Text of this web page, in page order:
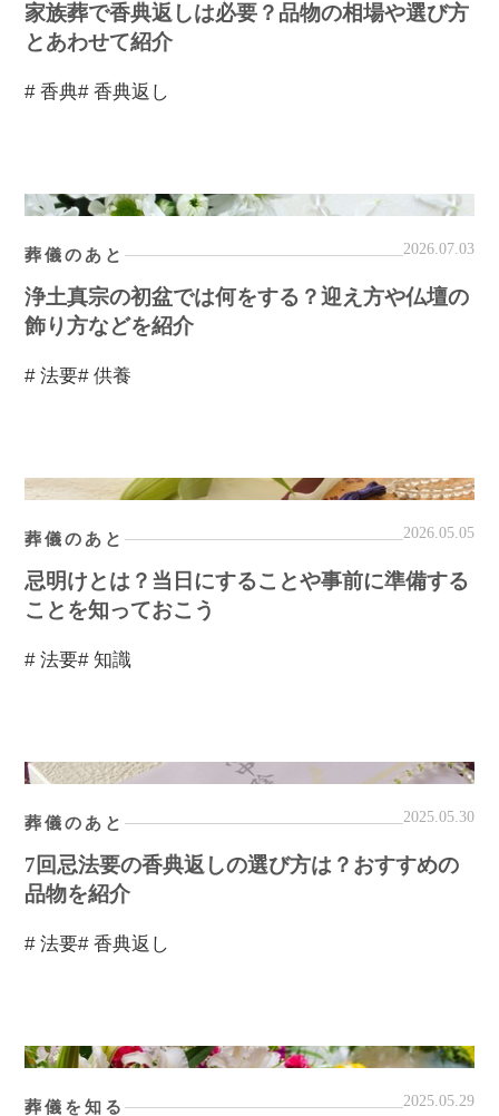
家族葬で香典返しは必要？品物の相場や選び方
とあわせて紹介
# 香典# 香典返し
葬儀のあと 2026.07.03
浄土真宗の初盆では何をする？迎え方や仏壇の
飾り方などを紹介
# 法要# 供養
葬儀のあと 2026.05.05
忌明けとは？当日にすることや事前に準備する
ことを知っておこう
# 法要# 知識
葬儀のあと 2025.05.30
7回忌法要の香典返しの選び方は？おすすめの
品物を紹介
# 法要# 香典返し
葬儀を知る 2025.05.29